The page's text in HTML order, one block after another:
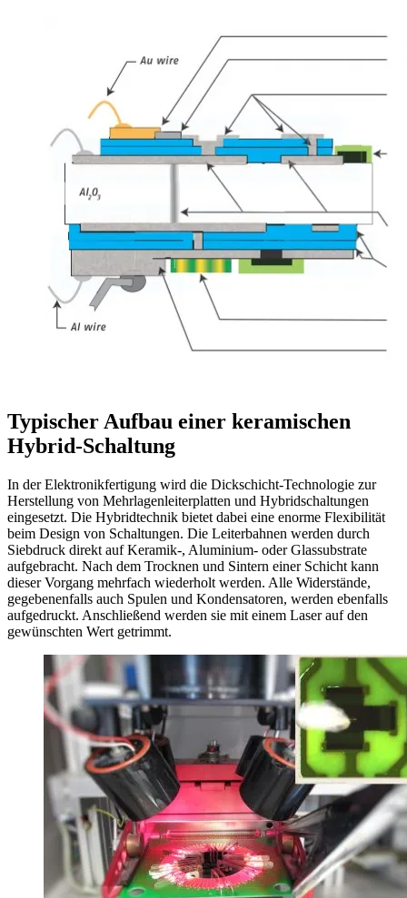
Typischer Aufbau einer keramischen
Hybrid-Schaltung
In der Elektronikfertigung wird die Dickschicht-Technologie zur
Herstellung von Mehrlagenleiterplatten und Hybridschaltungen
eingesetzt. Die Hybridtechnik bietet dabei eine enorme Flexibilität
beim Design von Schaltungen. Die Leiterbahnen werden durch
Siebdruck direkt auf Keramik-, Aluminium- oder Glassubstrate
aufgebracht. Nach dem Trocknen und Sintern einer Schicht kann
dieser Vorgang mehrfach wiederholt werden. Alle Widerstände,
gegebenenfalls auch Spulen und Kondensatoren, werden ebenfalls
aufgedruckt. Anschließend werden sie mit einem Laser auf den
gewünschten Wert getrimmt.